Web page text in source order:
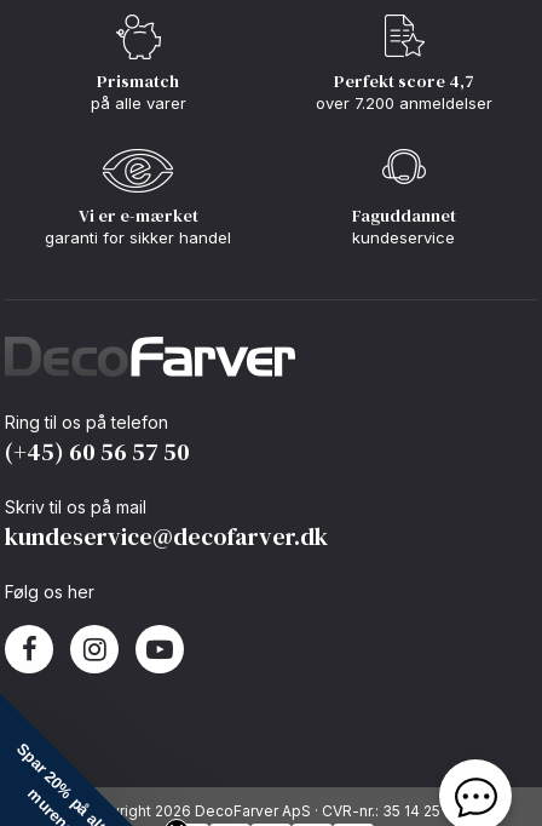
Prismatch
på alle varer
Perfekt score 4,7
over 7.200 anmeldelser
Vi er e-mærket
garanti for sikker handel
Faguddannet
kundeservice
Ring til os på telefon
(+45) 60 56 57 50
Skriv til os på mail
kundeservice@decofarver.dk
Følg os her
Copyright 2026 DecoFarver ApS · CVR-nr.: 35 14 25 92